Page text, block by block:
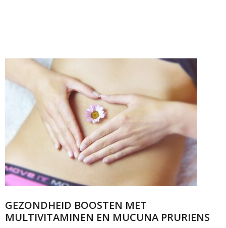
GEZONDHEID BOOSTEN MET
MULTIVITAMINEN EN MUCUNA PRURIENS